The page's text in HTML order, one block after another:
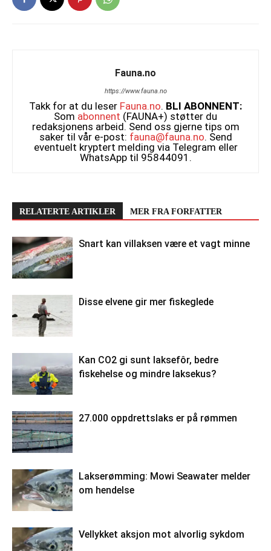
Fauna.no
https://www.fauna.no
Takk for at du leser Fauna.no. BLI ABONNENT:
Som abonnent (FAUNA+) støtter du
redaksjonens arbeid. Send oss gjerne tips om
saker til vår e-post: fauna@fauna.no. Send
eventuelt kryptert melding via Telegram eller
WhatsApp til 95844091.
RELATERTE ARTIKLER MER FRA FORFATTER
Snart kan villaksen være et vagt minne
Disse elvene gir mer fiskeglede
Kan CO2 gi sunt laksefôr, bedre
fiskehelse og mindre laksekus?
27.000 oppdrettslaks er på rømmen
Lakserømming: Mowi Seawater melder
om hendelse
Vellykket aksjon mot alvorlig sykdom